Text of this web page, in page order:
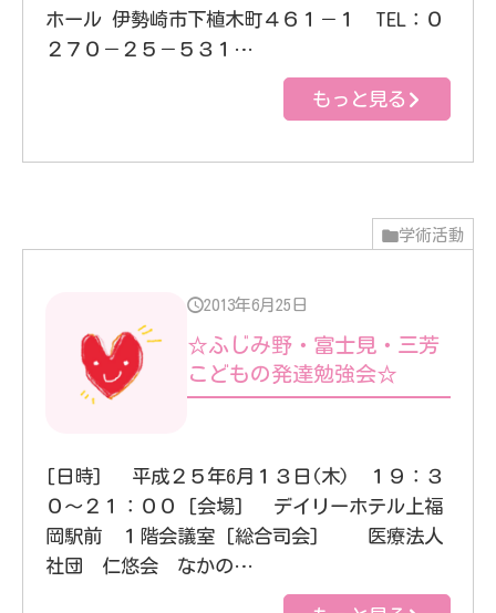
ホール 伊勢崎市下植木町４６１－１ TEL：０
２７０－２５－５３１…
もっと見る
学術活動
2013年6月25日
☆ふじみ野・富士見・三芳
こどもの発達勉強会☆
[日時] 平成２５年6月１３日(木) １９：３
０～２１：００ [会場] デイリーホテル上福
岡駅前 １階会議室 [総合司会] 医療法人
社団 仁悠会 なかの…